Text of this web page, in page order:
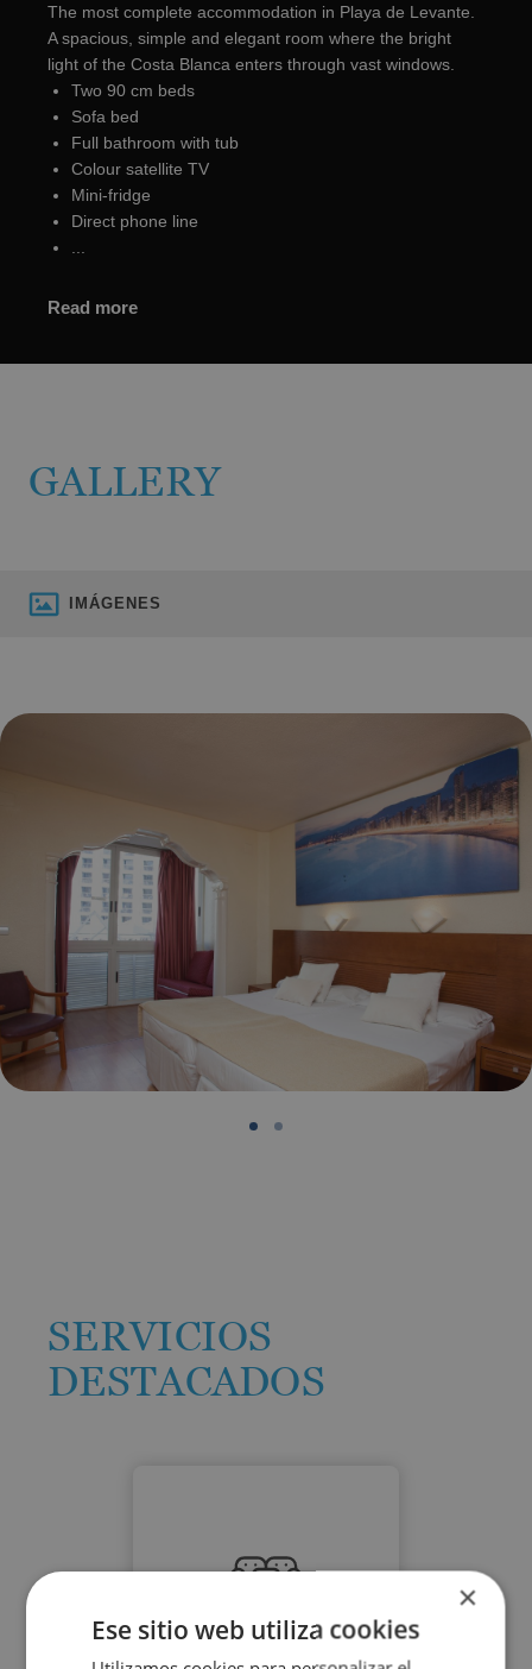
The most complete accommodation in Playa de Levante.
A spacious, simple and elegant room where the bright
light of the Costa Blanca enters through vast windows.
Two 90 cm beds
Sofa bed
Full bathroom with tub
Colour satellite TV
Mini-fridge
Direct phone line
Read more
SERVICIOS
DESTACADOS
GALLERY
IMÁGENES
×
Ese sitio web utiliza cookies